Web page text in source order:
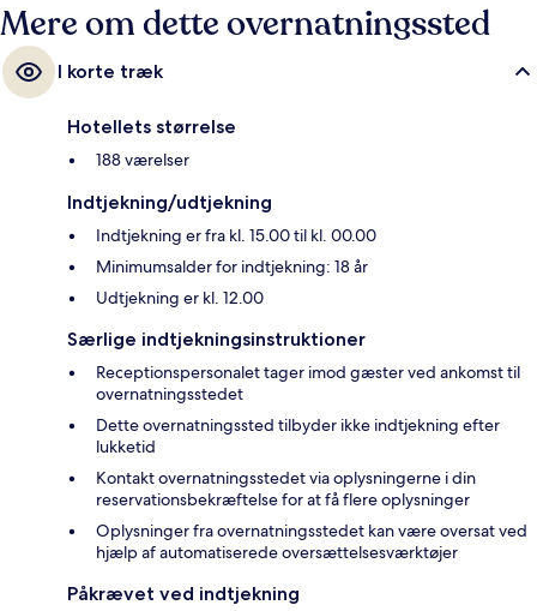
Mere om dette overnatningssted
I korte træk
Hotellets størrelse
188 værelser
Indtjekning/udtjekning
Indtjekning er fra kl. 15.00 til kl. 00.00
Minimumsalder for indtjekning: 18 år
Udtjekning er kl. 12.00
Særlige indtjekningsinstruktioner
Receptionspersonalet tager imod gæster ved ankomst til
overnatningsstedet
Dette overnatningssted tilbyder ikke indtjekning efter
lukketid
Kontakt overnatningsstedet via oplysningerne i din
reservationsbekræftelse for at få flere oplysninger
Oplysninger fra overnatningsstedet kan være oversat ved
hjælp af automatiserede oversættelsesværktøjer
Påkrævet ved indtjekning